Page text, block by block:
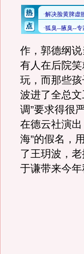
作，郭德纲
有人在后院
玩，而那些
波进了全总
调”要求得很
在德云社演
海”的假名，
了王玥波，
于谦带来今